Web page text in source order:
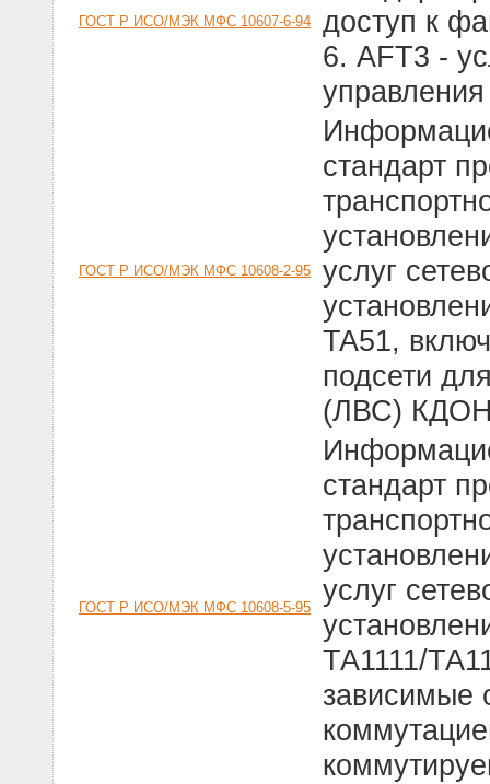
ГОСТ Р ИСО/МЭК МФС 10607-6-94
доступ к
6. АFТ3 -
ГОСТ Р ИСО/МЭК МФС 10608-2-95
стандарт
услуг
TA51,
подсети
(ЛВС)
ГОСТ Р ИСО/МЭК МФС 10608-5-95
стандарт
услуг
ТА1111/
зависимые